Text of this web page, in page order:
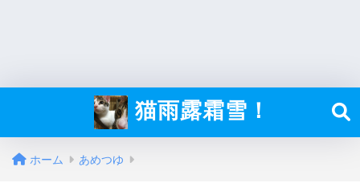
猫雨露霜雪！
ホーム あめつゆ